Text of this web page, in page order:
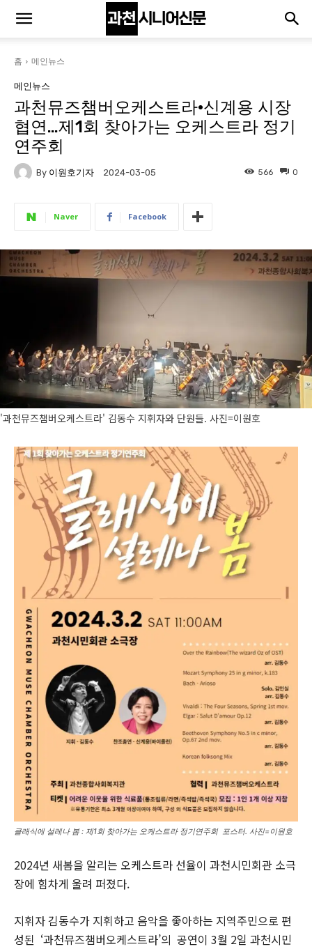
홈 메인뉴스
메인뉴스
과천뮤즈챔버오케스트라·신계용 시장
협연…제1회 찾아가는 오케스트라 정기
연주회
By 이원호기자 2024-03-05 0
566
Naver Facebook
'과천뮤즈챔버오케스트라' 김동수 지휘자와 단원들. 사진=이원호
클래식에 설레나 봄 : 제1회 찾아가는 오케스트라 정기연주회 포스터. 사진=이원호
2024년 새봄을 알리는 오케스트라 선율이 과천시민회관 소극
장에 힘차게 울려 퍼졌다.
지휘자 김동수가 지휘하고 음악을 좋아하는 지역주민으로 편
성된 ‘과천뮤즈챔버오케스트라’의 공연이 3월 2일 과천시민